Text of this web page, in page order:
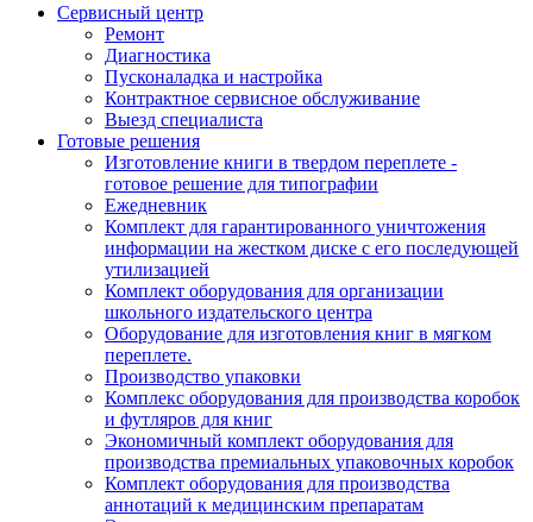
Сервисный центр
Ремонт
Диагностика
Пусконаладка и настройка
Контрактное сервисное обслуживание
Выезд специалиста
Готовые решения
Изготовление книги в твердом переплете -
готовое решение для типографии
Ежедневник
Комплект для гарантированного уничтожения
информации на жестком диске с его последующей
утилизацией
Комплект оборудования для организации
школьного издательского центра
Оборудование для изготовления книг в мягком
переплете.
Производство упаковки
Комплекс оборудования для производства коробок
и футляров для книг
Экономичный комплект оборудования для
производства премиальных упаковочных коробок
Комплект оборудования для производства
аннотаций к медицинским препаратам